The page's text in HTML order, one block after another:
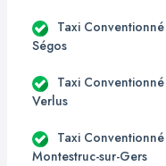
Taxi Conventionné
Ségos
Taxi Conventionné
Verlus
Taxi Conventionné
Montestruc-sur-Gers